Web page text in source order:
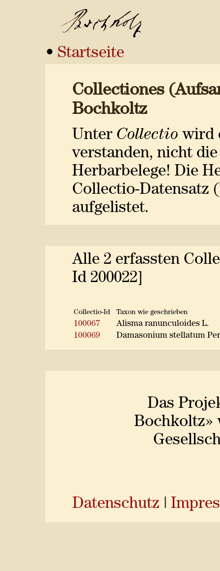
• Startseite
Collectiones
Bochkoltz
Unter Collectio wird
verstanden, nicht
Herbarbelege! Die
Collectio-Datensatz
aufgelistet.
Alle 2 erfassten
Id 200022]
Collectio-Id Taxon wie geschrieben
100067
Alisma ranunculoides L.
100069
Damasonium stellatum
Das
Bochkoltz»
Datenschutz